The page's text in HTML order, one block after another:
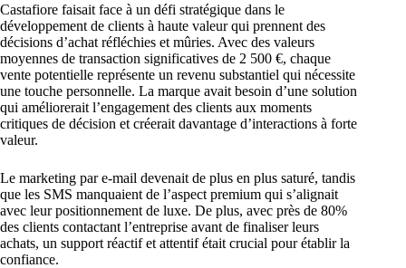
Castafiore faisait face à un défi stratégique dans le
développement de clients à haute valeur qui prennent des
décisions d’achat réfléchies et mûries. Avec des valeurs
moyennes de transaction significatives de 2 500 €, chaque
vente potentielle représente un revenu substantiel qui nécessite
une touche personnelle. La marque avait besoin d’une solution
qui améliorerait l’engagement des clients aux moments
critiques de décision et créerait davantage d’interactions à forte
valeur.
Le marketing par e-mail devenait de plus en plus saturé, tandis
que les SMS manquaient de l’aspect premium qui s’alignait
avec leur positionnement de luxe. De plus, avec près de 80%
des clients contactant l’entreprise avant de finaliser leurs
achats, un support réactif et attentif était crucial pour établir la
confiance.